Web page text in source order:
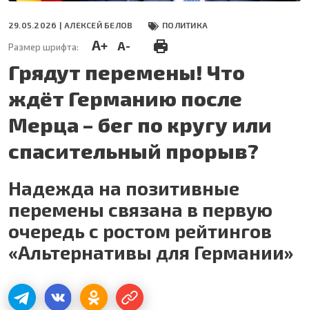
29.05.2026 |АЛЕКСЕЙ БЕЛОВ ПОЛИТИКА
Размер шрифта: A+ A-
Грядут перемены! Что
ждёт Германию после
Мерца – бег по кругу или
спасительный прорыв?
Надежда на позитивные
перемены связана в первую
очередь с ростом рейтингов
«Альтернативы для Германии»